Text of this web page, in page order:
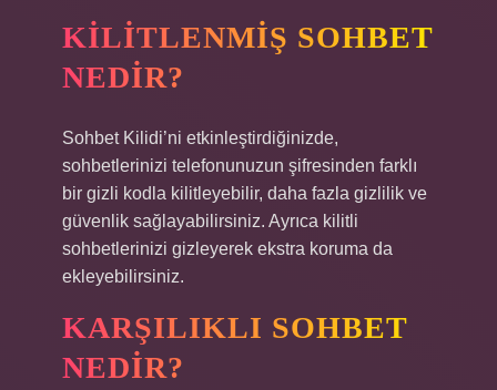
KILITLENMIŞ SOHBET
NEDIR?
Sohbet Kilidi’ni etkinleştirdiğinizde,
sohbetlerinizi telefonunuzun şifresinden farklı
bir gizli kodla kilitleyebilir, daha fazla gizlilik ve
güvenlik sağlayabilirsiniz. Ayrıca kilitli
sohbetlerinizi gizleyerek ekstra koruma da
ekleyebilirsiniz.
KARŞILIKLI SOHBET
NEDIR?